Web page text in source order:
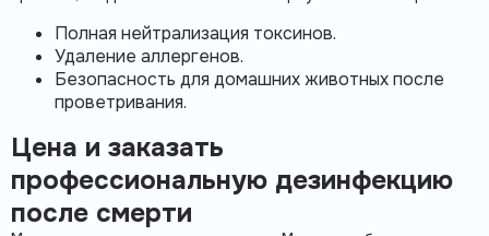
Полная нейтрализация токсинов.
Удаление аллергенов.
Безопасность для домашних животных после
проветривания.
Цена и заказать
профессиональную дезинфекцию
после смерти